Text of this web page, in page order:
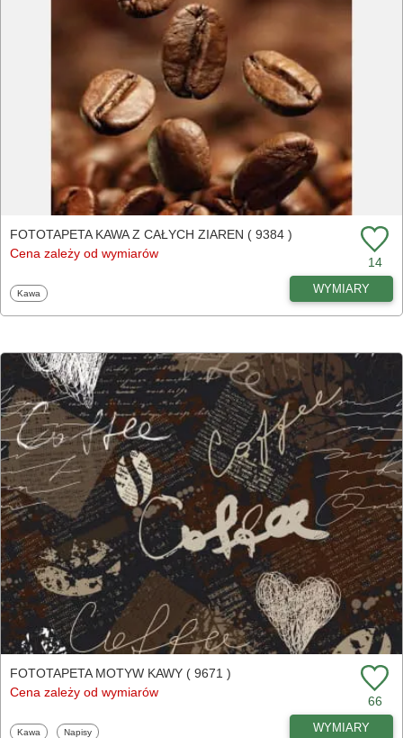
FOTOTAPETA KAWA Z CAŁYCH ZIAREN ( 9384 )
Cena zależy od wymiarów
14
Fototapety
Kawa WYMIARY
FOTOTAPETA MOTYW KAWY ( 9671 )
Cena zależy od wymiarów
66
Fototapety
Kawa Fototapety
Napisy WYMIARY